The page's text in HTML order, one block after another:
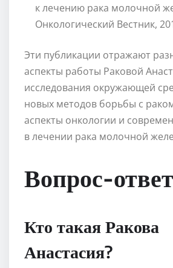
к лечению рака молочной
Онкологический Вестник,
Эти публикации отражают
аспекты работы Раковой
исследования окружающей
новых методов борьбы с
аспекты онкологии и
в лечении рака молочной
Вопрос-
Кто такая Ракова
Анастасия?